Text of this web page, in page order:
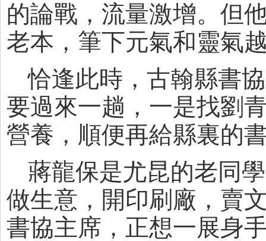
的論戰，流量激增。但
老本，筆下元氣和靈氣
恰逢此時，古翰縣書
要過來一趟，一是找劉
營養，順便再給縣裏的
蔣龍保是尤昆的老同
做生意，開印刷廠，賣
書協主席，正想一展身